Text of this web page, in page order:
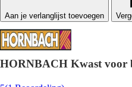
HORNBACH Kwast voor